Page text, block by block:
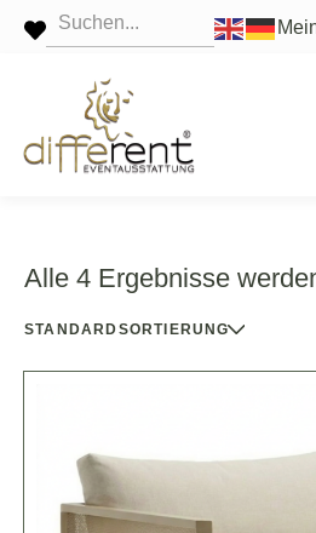
Alle 4 Ergebnisse
STANDARDSORTIERUNG